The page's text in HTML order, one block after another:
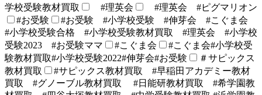
学校受験教材買取
#理英会
#理英会 #ピグマリオン
#お受験
#お受験 #小学校受験 #伸芽会 #こぐま会
#小学校受験合格 #小学校受験教材買取 #理英会 #小学校
受験2023 #お受験ママ
#こぐま会
#こぐま会#小学校受
験教材買取#小学校受験2022#伸芽会#お受験
＃サピックス
教材買取
#サピックス教材買取 #早稲田アカデミー教材
買取 #グノーブル教材買取 #日能研教材買取 #希学園教